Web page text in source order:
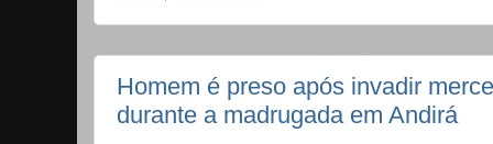
Homem é preso após invadir
durante a madrugada em Andirá